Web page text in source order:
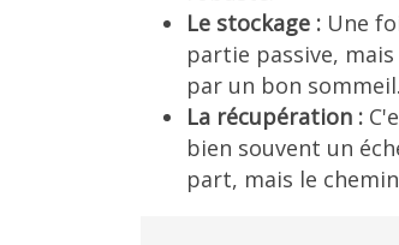
Le stockage : Une
partie passive,
par un bon sommeil.
La récupération :
bien souvent un
part, mais le